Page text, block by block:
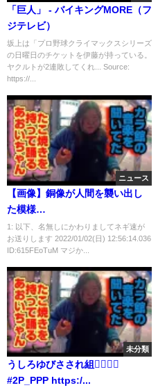
「巨人」 - バイキングMORE（フ
ジテレビ）
坂上は「プロ野球クライマックスシリーズ
の日曜日のチケットを伊藤が持っている。
ヤクルトが2連敗してくれ... Source:
https://...
ニュース
【画像】銅像が人間を襲い出し
た模様…
1: 以下、名無しにかわりましてネギ速が
お送りします 2022/01/02(日) 12:56:14.036
ID:615FEoTuM マジか...
未分類
うしろゆびさされ組☝🏻🌟🏫
#2P_PPP https:/...